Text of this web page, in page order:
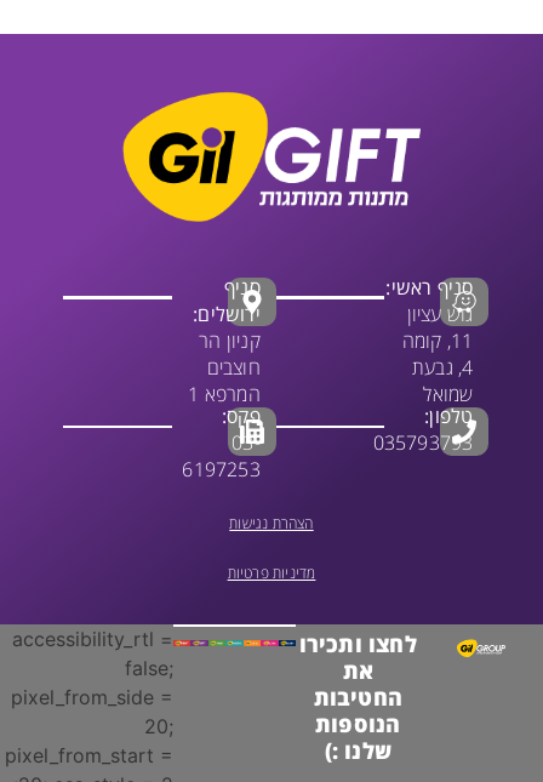
סניף ראשי:
גוש עציון
11, קומה
ירושלים:
טלפון:
035793793
6197253
הצהרת נגישות
מדיניות פרטיות
לחצו ותכירו
החטיבות
הנוספות
שלנו :)
accessibility_rtl =
pixel_from_side =
pixel_from_start =